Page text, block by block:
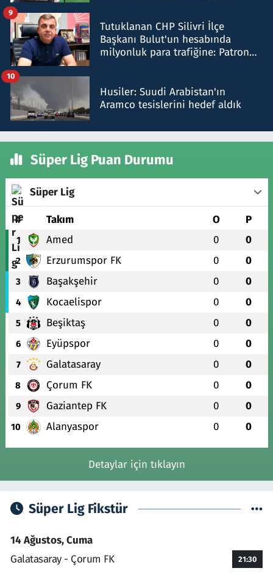
Tutuklanan CHP Silivri İlçe
Başkanı Bulut'un hesabında
milyonluk para trafiğine: Patron
9
Husiler: Suudi Arabistan'ın
Aramco tesislerini hedef aldık
10
Süper Lig Puan Durumu
Süper Lig
# Takım O P
1 Amed 0 0
2 Erzurumspor FK 0 0
3 Başakşehir 0 0
4 Kocaelispor 0 0
5 Beşiktaş 0 0
6 Eyüpspor 0 0
7 Galatasaray 0 0
8 Çorum FK 0 0
9 Gaziantep FK 0 0
10 Alanyaspor 0 0
Detaylar için tıklayın
Süper Lig Fikstür
14 Ağustos, Cuma
Galatasaray - Çorum FK
21:30